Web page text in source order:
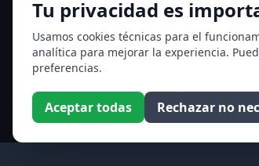
Tu privacidad es
Usamos cookies técnicas para el
analítica para mejorar la experiencia.
preferencias.
Aceptar todas Rechazar no
Santo Domingo de Guzmán
Ver todos los santos de hoy